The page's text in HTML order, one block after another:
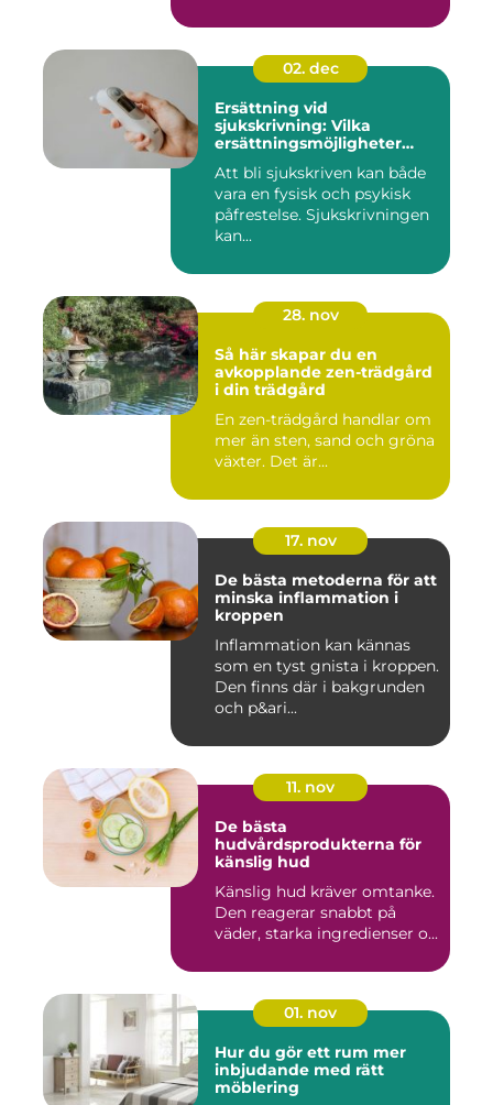
02. dec
Ersättning vid
sjukskrivning: Vilka
ersättningsmöjligheter
Att bli sjukskriven kan både
vara en fysisk och psykisk
påfrestelse. Sjukskrivningen
kan...
28. nov
Så här skapar du en
avkopplande zen-trädgård
i din trädgård
En zen-trädgård handlar om
mer än sten, sand och gröna
växter. Det är...
17. nov
De bästa metoderna för att
minska inflammation i
kroppen
Inflammation kan kännas
som en tyst gnista i kroppen.
Den finns där i bakgrunden
och p&ari...
11. nov
De bästa
hudvårdsprodukterna för
känslig hud
Känslig hud kräver omtanke.
Den reagerar snabbt på
väder, starka ingredienser o...
01. nov
Hur du gör ett rum mer
inbjudande med rätt
möblering